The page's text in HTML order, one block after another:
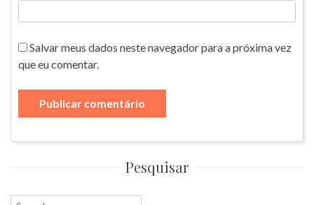
Salvar meus dados neste navegador para a próxima vez
que eu comentar.
Pesquisar